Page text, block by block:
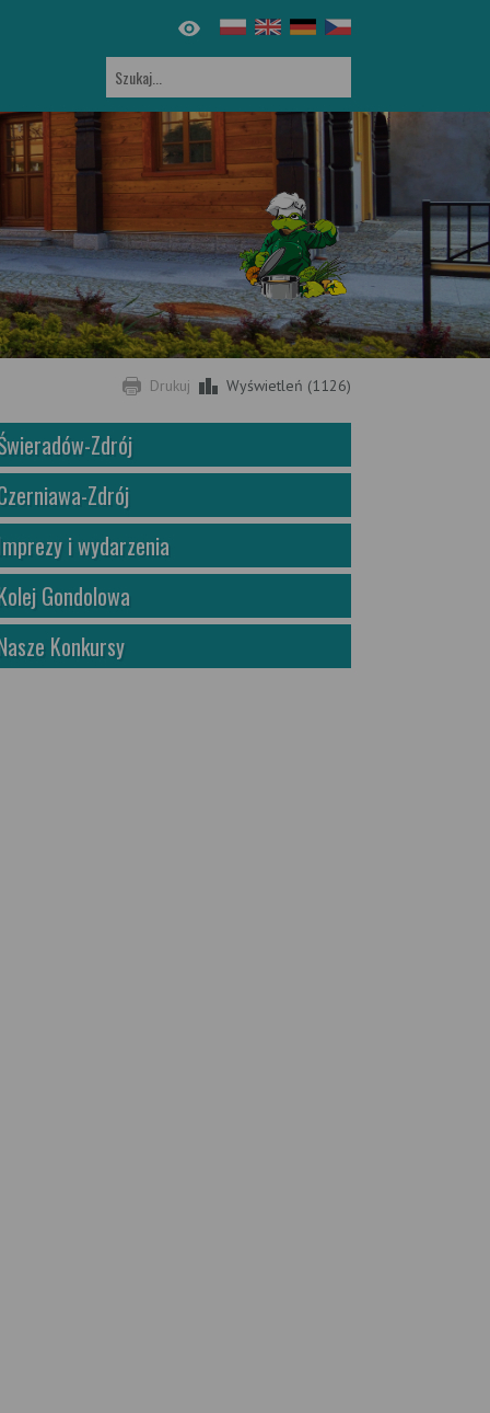
Drukuj Wyświetleń (1126)
Zdrój
Zdrój
i wydarzenia
Gondolowa
Konkursy